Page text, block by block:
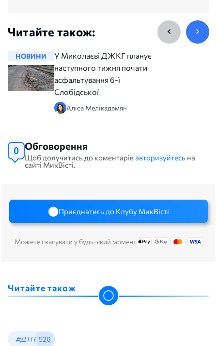
Читайте також:
НОВИНИ
У Миколаєві ДЖКГ планує з
наступного тижня почати
асфальтування 6-ї
Слобідської
Аліса Мелікадамян
0 Обговорення
Щоб долучитись до коментарівавторизуйтесь на
сайті МикВісті.
Приєднатись до Клубу МикВісті
Можете скасувати у будь-який момент
Читайте також
#ДТП 526